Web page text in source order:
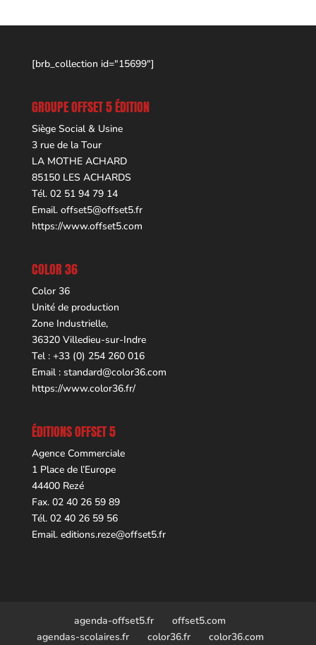
[brb_collection id="15699"]
GROUPE OFFSET 5 ÉDITION
Siège Social & Usine
3 rue de la Tour
LA MOTHE ACHARD
85150 LES ACHARDS
Tél. 02 51 94 79 14
Email. offset5@offset5.fr
https://www.offset5.com
COLOR 36
Color 36
Unité de production
Zone Industrielle,
36320 Villedieu-sur-Indre
Tel : +33 (0) 254 260 016
Email : standard@color36.com
https://www.color36.fr/
ÉDITIONS OFFSET 5
Agence Commerciale
1 Place de l’Europe
44400 Rezé
Fax. 02 40 26 59 89
Tél. 02 40 26 59 56
Email. editions.reze@offset5.fr
agenda-offset5.fr
offset5.com
agendas-scolaires.fr
color36.fr color36.com